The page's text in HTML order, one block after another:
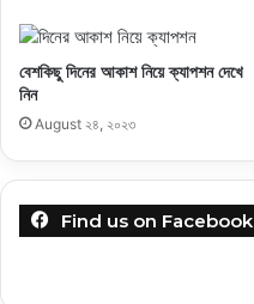
বেশকিছু দিনের আকাশ নিয়ে ক্যাপশন দেখে
নিন
August ২৪, ২০২৩
Find us on Facebook